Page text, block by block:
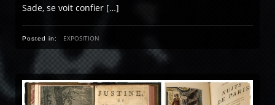
Sade, se voit confier […]
Posted in: EXPOSITION